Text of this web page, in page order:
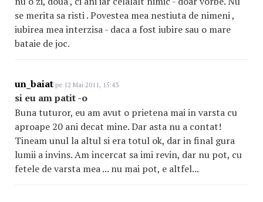
se merita sa risti . Povestea mea nestiuta de nimeni ,
iubirea mea interzisa - daca a fost iubire sau o mare
bataie de joc.
un_baiat pe 12 Mai 2011, 15:43
si eu am patit -o
Buna tuturor, eu am avut o prietena mai in varsta cu
aproape 20 ani decat mine. Dar asta nu a contat!
Tineam unul la altul si era totul ok, dar in final gura
lumii a invins. Am incercat sa imi revin, dar nu pot, cu
fetele de varsta mea ... nu mai pot, e altfel...